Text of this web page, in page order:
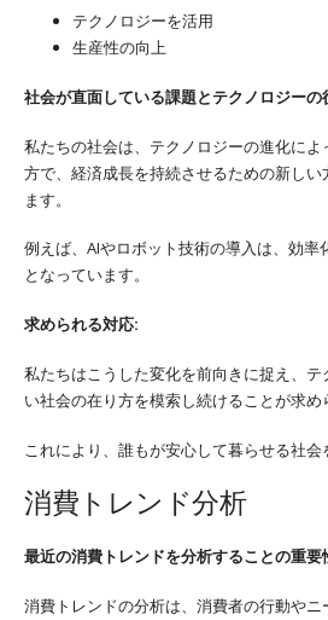
テクノロジーを活用
生産性の向上
社会が直面している課題とテクノロジーの
私たちの社会は、テクノロジーの進化に
方で、経済成長を持続させるための新しい
ます。
例えば、AIやロボット技術の導入は、効率
となっています。
求められる対応:
私たちはこうした変化を前向きに捉え、
い社会の在り方を模索し続けることが求め
これにより、誰もが安心して暮らせる社会
消費トレンド分析
最近の消費トレンドを分析することの重要
消費トレンドの分析は、消費者の行動や